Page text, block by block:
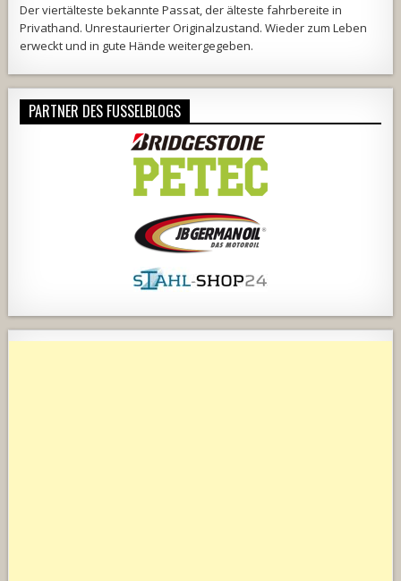
Der viertälteste bekannte Passat, der älteste fahrbereite in
Privathand. Unrestaurierter Originalzustand. Wieder zum Leben
erweckt und in gute Hände weitergegeben.
PARTNER DES FUSSELBLOGS